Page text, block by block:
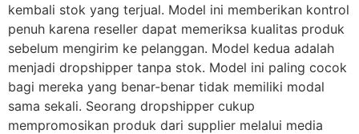
kembali stok yang terjual. Model ini memberikan kontrol
penuh karena reseller dapat memeriksa kualitas produk
sebelum mengirim ke pelanggan. Model kedua adalah
menjadi dropshipper tanpa stok. Model ini paling cocok
bagi mereka yang benar-benar tidak memiliki modal
sama sekali. Seorang dropshipper cukup
mempromosikan produk dari supplier melalui media